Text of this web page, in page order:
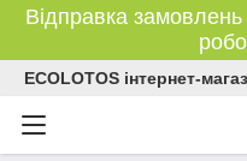
Відправка
ECOLOTOS інтернет-